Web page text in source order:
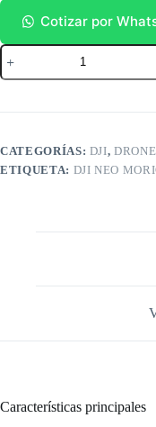
Cotizar por
Neo
Fly
Combo
CATEGORÍAS: DJI,
ETIQUETA: DJI NEO
Características principales